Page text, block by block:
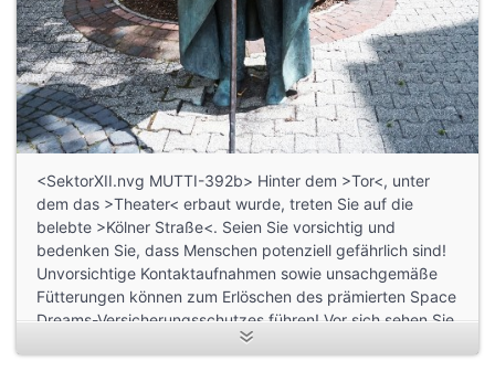
<SektorXII.nvg MUTTI-392b> Hinter dem >Tor<, unter
dem das >Theater< erbaut wurde, treten Sie auf die
belebte >Kölner Straße<. Seien Sie vorsichtig und
bedenken Sie, dass Menschen potenziell gefährlich sind!
Unvorsichtige Kontaktaufnahmen sowie unsachgemäße
Fütterungen können zum Erlöschen des prämierten Space
Dreams-Versicherungsschutzes führen! Vor sich sehen Sie
den >dicken Turm<. Folgen Sie der >Kölner Straße< links